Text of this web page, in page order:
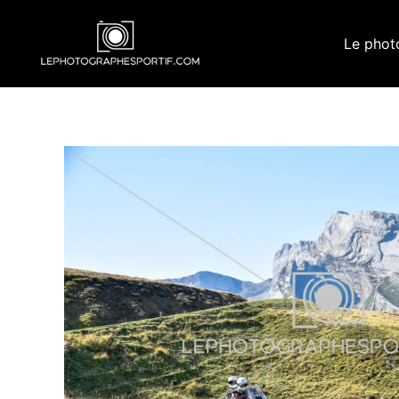
contenu
Le